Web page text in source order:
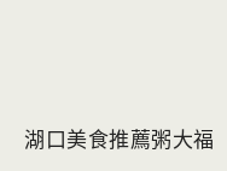
湖口美食推薦粥大福